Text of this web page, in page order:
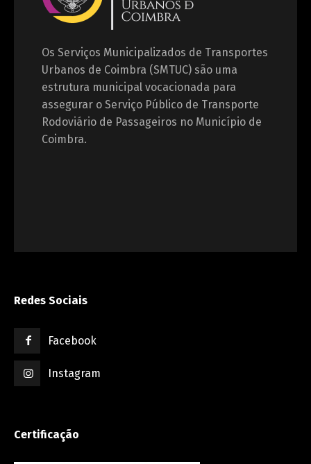
Os Serviços Municipalizados de Transportes
Urbanos de Coimbra (SMTUC) são uma
estrutura municipal vocacionada para
assegurar o Serviço Público de Transporte
Rodoviário de Passageiros no Município de
Coimbra.
Redes Sociais
Facebook
Instagram
Certificação